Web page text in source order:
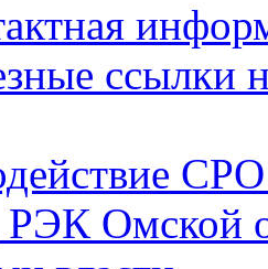
ссылки
Омской